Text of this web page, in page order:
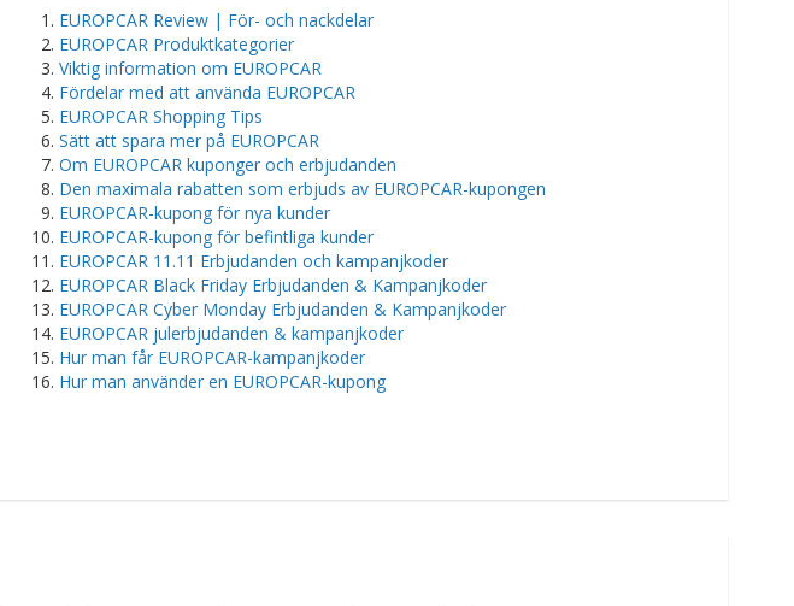
EUROPCAR Review | För- och nackdelar
EUROPCAR Produktkategorier
Viktig information om EUROPCAR
Fördelar med att använda EUROPCAR
EUROPCAR Shopping Tips
Sätt att spara mer på EUROPCAR
Om EUROPCAR kuponger och erbjudanden
Den maximala rabatten som erbjuds av EUROPCAR-kupongen
EUROPCAR-kupong för nya kunder
EUROPCAR-kupong för befintliga kunder
EUROPCAR 11.11 Erbjudanden och kampanjkoder
EUROPCAR Black Friday Erbjudanden & Kampanjkoder
EUROPCAR Cyber Monday Erbjudanden & Kampanjkoder
EUROPCAR julerbjudanden & kampanjkoder
Hur man får EUROPCAR-kampanjkoder
Hur man använder en EUROPCAR-kupong